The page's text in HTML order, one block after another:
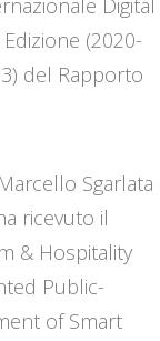
Digital
(2020-
del Rapporto
Sgarlata
ricevuto il
& Hospitality
Public-
of Smart